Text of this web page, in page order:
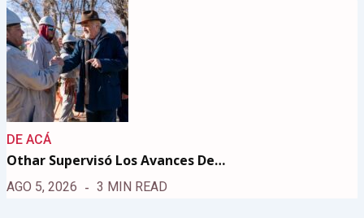
DE ACÁ
Othar Supervisó Los Avances De…
AGO 5, 2026 3 MIN READ